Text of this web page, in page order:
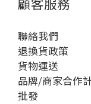
聯絡我們
退換貨政策
貨物運送
品牌/商家合作
批發